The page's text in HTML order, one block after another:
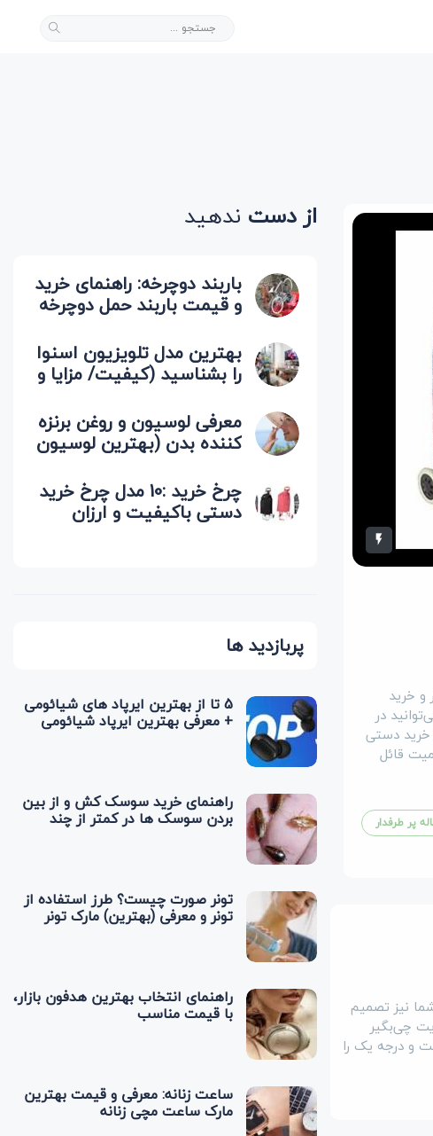
و خرید
در
خرید دستی
قائل
پر طرفدار
شما نیز تصمیم
چی‌بگیر
و درجه یک را
از دست ندهید
باربند دوچرخه: راهنمای خرید
و قیمت باربند حمل دوچرخه
بهترین مدل تلویزیون اسنوا
را بشناسید (کیفیت/ مزایا و
معرفی لوسیون و روغن برنزه
کننده بدن (بهترین لوسیون
چرخ خرید :10 مدل چرخ خرید
دستی باکیفیت و ارزان
پربازدید ها
5 تا از بهترین ایرپاد های شیائومی
+ معرفی بهترین ایرپاد شیائومی
راهنمای خرید سوسک کش و از بین
بردن سوسک‌ ها در کمتر از چند
دقیقه
تونر صورت چیست؟ طرز استفاده از
تونر و معرفی (بهترین) مارک تونر
راهنمای انتخاب بهترین هدفون بازار،
با قیمت مناسب
ساعت زنانه: معرفی و قیمت بهترین
مارک ساعت مچی زنانه